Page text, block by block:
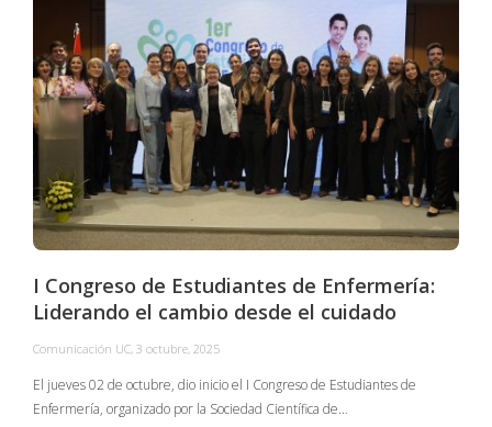
I Congreso de Estudiantes de Enfermería:
Liderando el cambio desde el cuidado
Comunicación UC, 3 octubre, 2025
El jueves 02 de octubre, dio inicio el I Congreso de Estudiantes de
Enfermería, organizado por la Sociedad Científica de…